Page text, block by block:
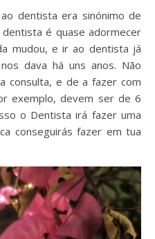
dentista era sinónimo de
é quase adormecer
mudou, e ir ao dentista já
dava há uns anos. Não
consulta, e de a fazer com
exemplo, devem ser de 6
o Dentista irá fazer uma
conseguirás fazer em tua